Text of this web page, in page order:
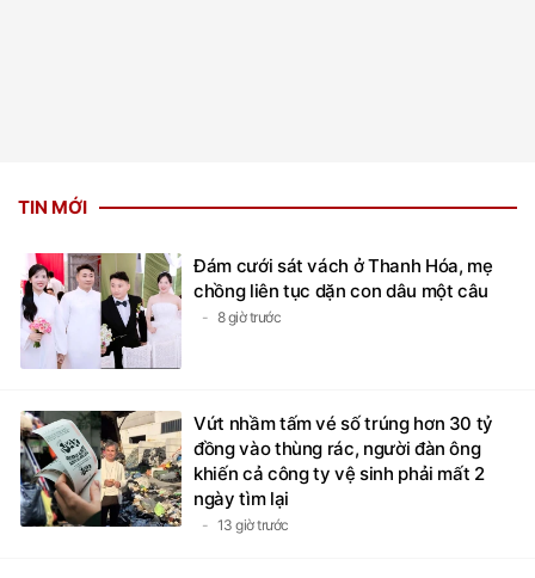
TIN MỚI
Đám cưới sát vách ở Thanh Hóa, mẹ
chồng liên tục dặn con dâu một câu
8 giờ trước
Vứt nhầm tấm vé số trúng hơn 30 tỷ
đồng vào thùng rác, người đàn ông
khiến cả công ty vệ sinh phải mất 2
ngày tìm lại
13 giờ trước